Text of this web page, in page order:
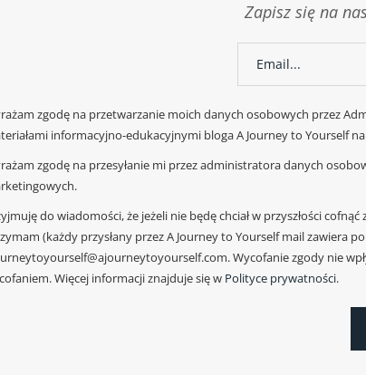
Zapisz się na
zgodę na przetwarzanie moich danych osobowych przez
informacyjno-edukacyjnymi bloga A Journey to Yourself
zgodę na przesyłanie mi przez administratora danych
do wiadomości, że jeżeli nie będę chciał w przyszłości
(każdy przysłany przez A Journey to Yourself mail zawiera
Wycofanie zgody nie
Więcej informacji znajduje się w Polityce prywatności.